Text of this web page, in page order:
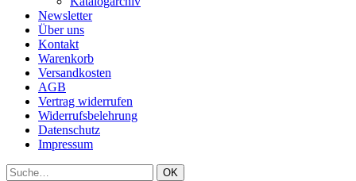
Newsletter
Über uns
Kontakt
Warenkorb
Versandkosten
AGB
Vertrag widerrufen
Widerrufsbelehrung
Datenschutz
Impressum